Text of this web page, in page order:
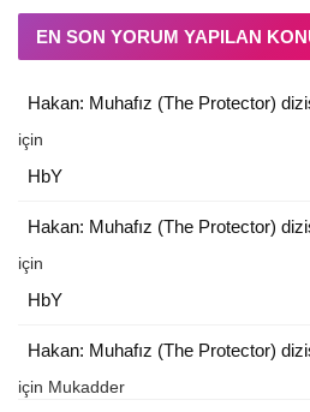
EN SON YORUM YAPILAN
Hakan: Muhafız (The Protector)
için
HbY
Hakan: Muhafız (The Protector)
için
HbY
Hakan: Muhafız (The Protector)
için Mukadder